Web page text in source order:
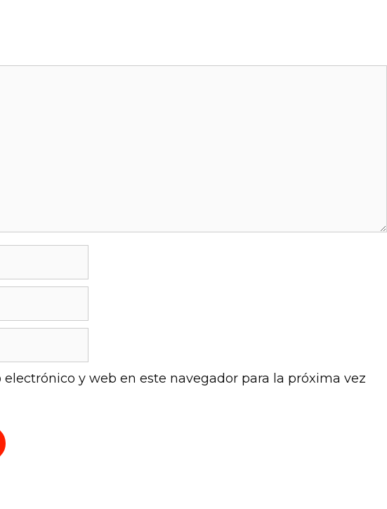
y web en este navegador para la próxima vez